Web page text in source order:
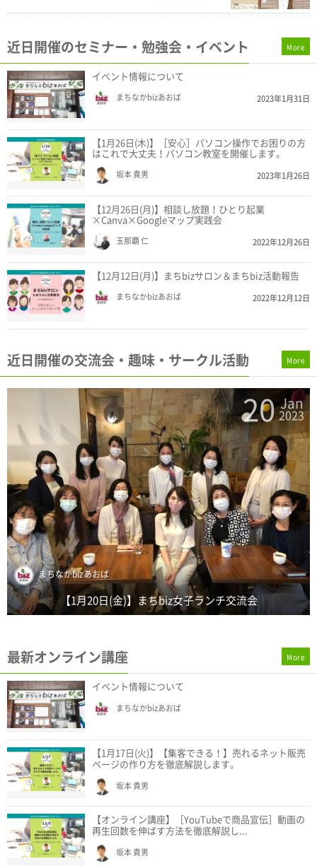
近日開催のセミナー・勉強会・イベント
イベント情報について
まちなかbizあおば 2023年1月31日
【1月26日(木)】［安心］パソコン操作でお困りの方
はこれで大丈夫！パソコン教室を開催します。
坂本 貴男 2023年1月26日
【12月26日(月)】相談し放題！ひとり起業
×Canva×Googleマップ実践会
玉那覇 仁 2022年12月26日
【12月12日(月)】まちbizサロン＆まちbiz活動報告
まちなかbizあおば 2022年12月12日
More
近日開催の交流会・趣味・サークル活動
20 Jan
2023
まちなかbizあおば
【1月20日(金)】まちbiz女子ランチ交流会
More
最新オンライン講座
イベント情報について
まちなかbizあおば
【1月17日(火)】【集客できる！】売れるネット販売
ページの作り方を徹底解説します。
坂本 貴男
【オンライン講座】［YouTubeで商品宣伝］動画の
再生回数を伸ばす方法を徹底解説し...
坂本 貴男
More